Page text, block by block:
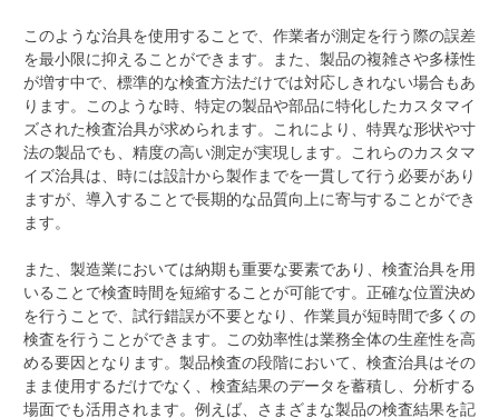
このような治具を使用することで、作業者が測定を行う際の誤差
を最小限に抑えることができます。また、製品の複雑さや多様性
が増す中で、標準的な検査方法だけでは対応しきれない場合もあ
ります。このような時、特定の製品や部品に特化したカスタマイ
ズされた検査治具が求められます。これにより、特異な形状や寸
法の製品でも、精度の高い測定が実現します。これらのカスタマ
イズ治具は、時には設計から製作までを一貫して行う必要があり
ますが、導入することで長期的な品質向上に寄与することができ
ます。
また、製造業においては納期も重要な要素であり、検査治具を用
いることで検査時間を短縮することが可能です。正確な位置決め
を行うことで、試行錯誤が不要となり、作業員が短時間で多くの
検査を行うことができます。この効率性は業務全体の生産性を高
める要因となります。製品検査の段階において、検査治具はその
まま使用するだけでなく、検査結果のデータを蓄積し、分析する
場面でも活用されます。例えば、さまざまな製品の検査結果を記